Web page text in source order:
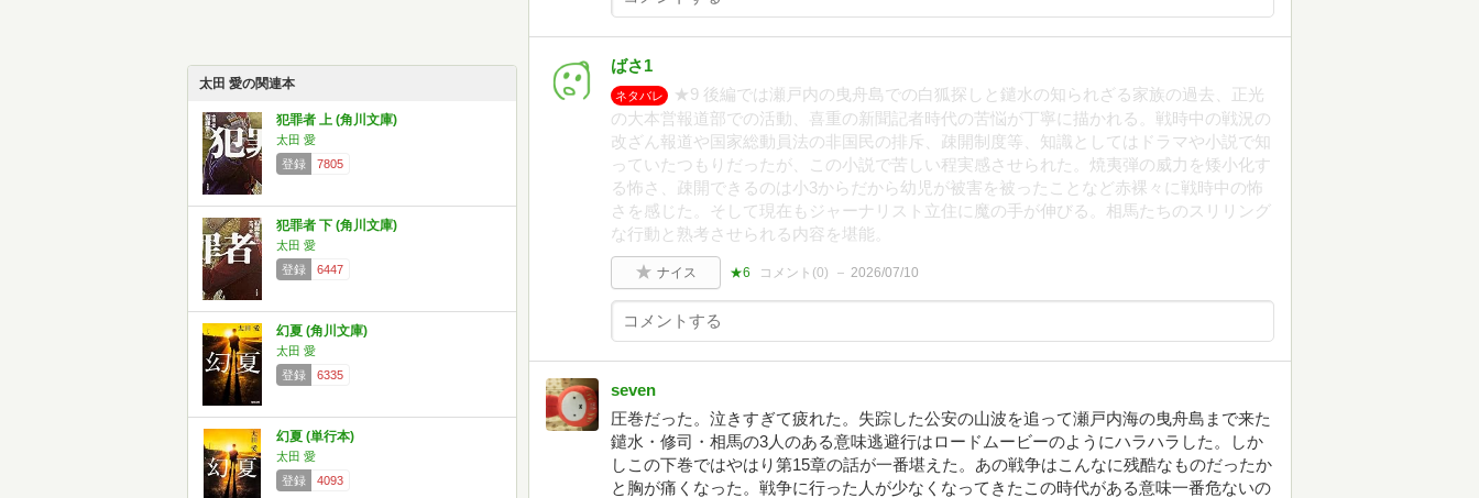
太田 愛の関連本
犯罪者 上 (角川文庫)
太田 愛
登録
7805
犯罪者 下 (角川文庫)
太田 愛
登録
6447
幻夏 (角川文庫)
太田 愛
登録
6335
幻夏 (単行本)
太田 愛
登録
4093
ばさ1
ネタバレ
★9 後編では瀬戸内の曳舟島での白狐探しと鑓水の知られざる家族の過去、正光
の大本営報道部での活動、喜重の新聞記者時代の苦悩が丁寧に描かれる。戦時中の戦況の
改ざん報道や国家総動員法の非国民の排斥、疎開制度等、知識としてはドラマや小説で知
っていたつもりだったが、この小説で苦しい程実感させられた。焼夷弾の威力を矮小化す
る怖さ、疎開できるのは小3からだから幼児が被害を被ったことなど赤裸々に戦時中の怖
さを感じた。そして現在もジャーナリスト立住に魔の手が伸びる。相馬たちのスリリング
な行動と熟考させられる内容を堪能。
ナイス ★6 コメント(0) 2026/07/10
seven
圧巻だった。泣きすぎて疲れた。失踪した公安の山波を追って瀬戸内海の曳舟島まで来た
鑓水・修司・相馬の3人のある意味逃避行はロードムービーのようにハラハラした。しか
しこの下巻ではやはり第15章の話が一番堪えた。あの戦争はこんなに残酷なものだったか
と胸が痛くなった。戦争に行った人が少なくなってきたこの時代がある意味一番危ないの